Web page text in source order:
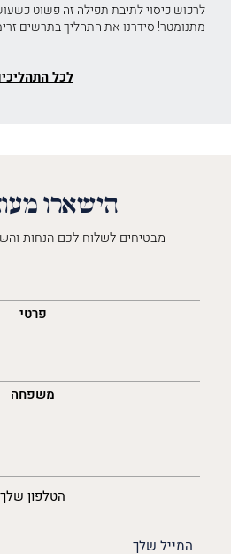
לרכוש כיסוי לתיבת תפילה זה פשוט
מתנומטר! סידרנו את התהליך בתרשים
לכל
הישארו
מבטיחים לשלוח לכם הנחות
פרטי
משפחה
הטלפון שלך